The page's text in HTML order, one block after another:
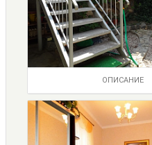
ОПИСАНИЕ